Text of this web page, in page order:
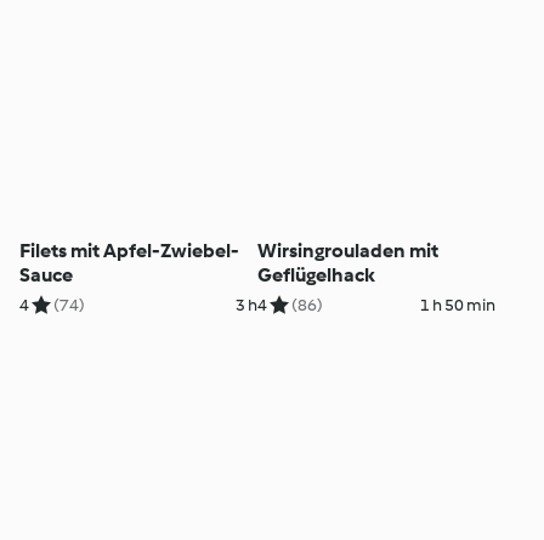
Filets mit Apfel-Zwiebel-
Sauce
4 (74) 3 h
Wirsingrouladen mit
Geflügelhack
4 (86) 1 h 50 min